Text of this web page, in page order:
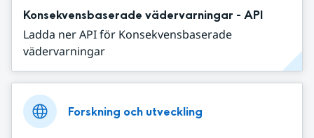
Konsekvensbaserade vädervarningar - API
Ladda ner API för Konsekvensbaserade
vädervarningar
Forskning och utveckling